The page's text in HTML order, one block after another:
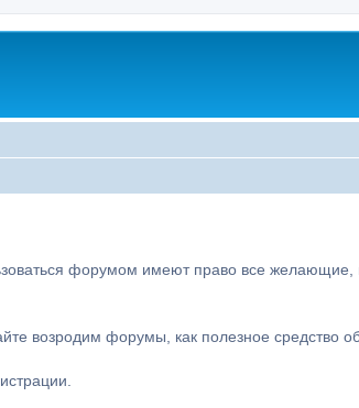
форумом имеют право все желающие,
возродим форумы, как полезное средство